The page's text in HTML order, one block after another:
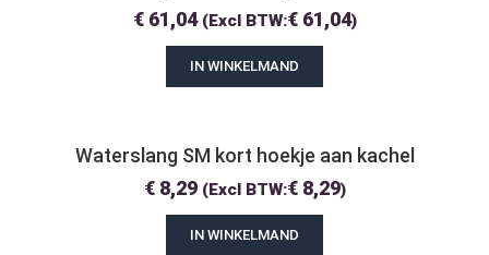
€61,04 (Excl BTW:€61,04)
IN WINKELMAND
Waterslang SM kort hoekje aan kachel
€8,29 (Excl BTW:€8,29)
IN WINKELMAND